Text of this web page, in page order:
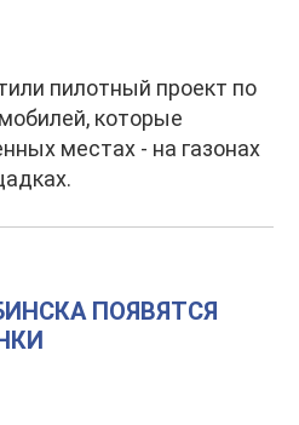
пилотный проект по
которые
местах - на газонах
ПОЯВЯТСЯ